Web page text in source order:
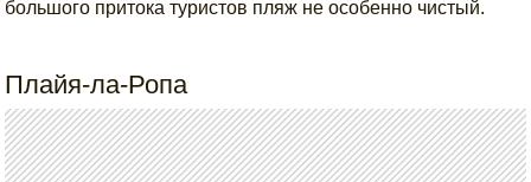
большого притока туристов пляж не особенно чистый.
Плайя-ла-Ропа